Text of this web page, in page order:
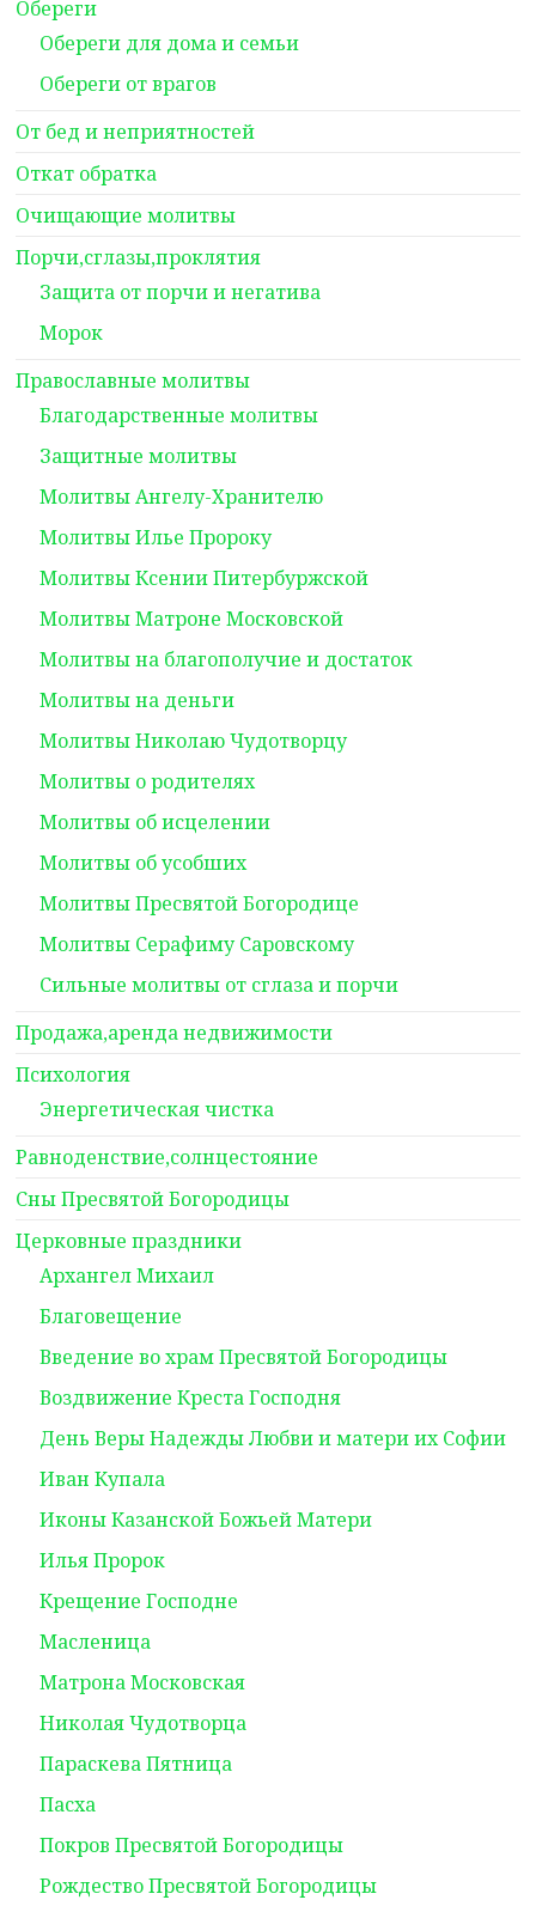
Обереги
Обереги для дома и семьи
Обереги от врагов
От бед и неприятностей
Откат обратка
Очищающие молитвы
Порчи,сглазы,проклятия
Защита от порчи и негатива
Морок
Православные молитвы
Благодарственные молитвы
Защитные молитвы
Молитвы Ангелу-Хранителю
Молитвы Илье Пророку
Молитвы Ксении Питербуржской
Молитвы Матроне Московской
Молитвы на благополучие и достаток
Молитвы на деньги
Молитвы Николаю Чудотворцу
Молитвы о родителях
Молитвы об исцелении
Молитвы об усобших
Молитвы Пресвятой Богородице
Молитвы Серафиму Саровскому
Сильные молитвы от сглаза и порчи
Продажа,аренда недвижимости
Психология
Энергетическая чистка
Равноденствие,солнцестояние
Сны Пресвятой Богородицы
Церковные праздники
Архангел Михаил
Благовещение
Введение во храм Пресвятой Богородицы
Воздвижение Креста Господня
День Веры Надежды Любви и матери их Софии
Иван Купала
Иконы Казанской Божьей Матери
Илья Пророк
Крещение Господне
Масленица
Матрона Московская
Николая Чудотворца
Параскева Пятница
Пасха
Покров Пресвятой Богородицы
Рождество Пресвятой Богородицы